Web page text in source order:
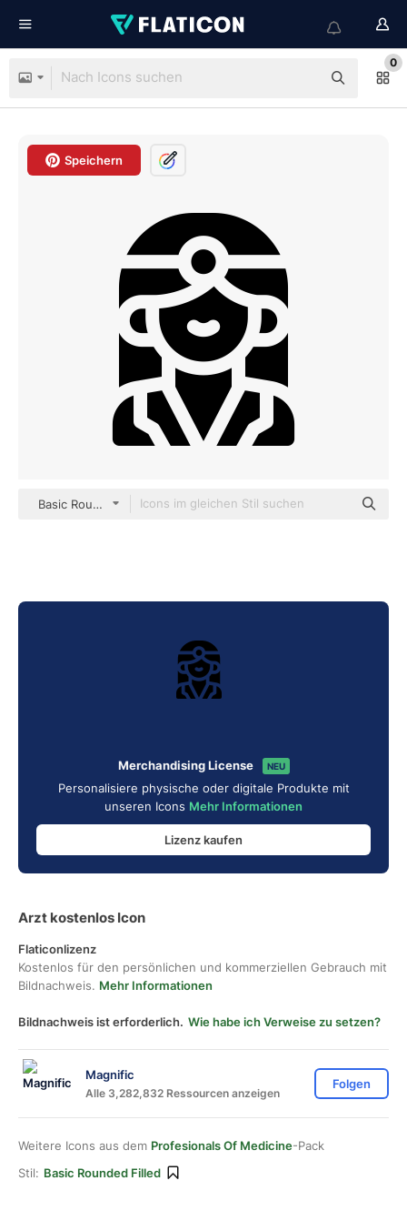
0
Speichern
Basic Rounded Filled
Merchandising License NEU
Personalisiere physische oder digitale Produkte mit
unseren Icons Mehr Informationen
Lizenz kaufen
Arzt kostenlos Icon
Flaticonlizenz
Kostenlos für den persönlichen und kommerziellen Gebrauch mit
Bildnachweis. Mehr Informationen
Bildnachweis ist erforderlich. Wie habe ich Verweise zu setzen?
Magnific
Alle 3,282,832 Ressourcen anzeigen
Folgen
Weitere Icons aus dem Profesionals Of Medicine-Pack
Stil: Basic Rounded Filled